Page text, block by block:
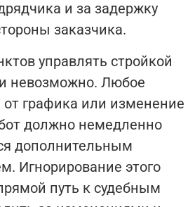
и за задержку
заказчика.
управлять стройкой
невозможно. Любое
от графика или изменение
должно немедленно
дополнительным
Игнорирование этого
путь к судебным